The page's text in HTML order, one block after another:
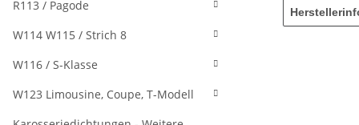
R113 / Pagode
W114 W115 / Strich 8
W116 / S-Klasse
W123 Limousine, Coupe, T-Modell